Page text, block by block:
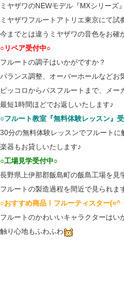
ミヤザワのNEWモデル『MXシリーズ
ミヤザワフルートアトリエ東京にて試
今までとは違うミヤザワの音色をお確
○リペア受付中○
フルートの調子はいかがですか？
バランス調整、オーバーホールなどお
ピッコロからバスフルートまで、メー
最短1時間ほどでお返しいたします♪
○フルート教室『無料体験レッスン』
30分の無料体験レッスンでフルートに
楽器もお貸しいたします♪
○工場見学受付中○
長野県上伊那郡飯島町の飯島工場を見
フルートの製造過程を間近で見られま
○おすすめ商品！フルーティスター(=^
フルートのかわいいキャラクターはい
触り心地もふわふわ